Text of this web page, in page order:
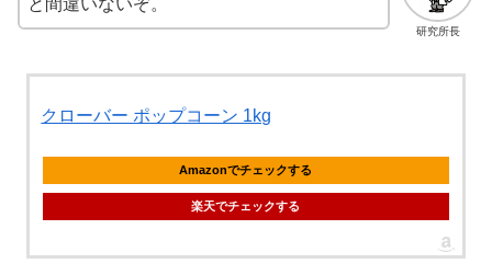
研究所長
と間違いないぞ。
クローバー ポップコーン 1kg
Amazonでチェックする
楽天でチェックする